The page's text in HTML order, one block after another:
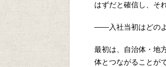
はずだと確信し、そ
——入社当初はどのよ
最初は、自治体・地
体とつながることが